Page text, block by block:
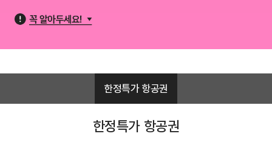
인
"
는
꼭
두
요
한정특가 항공권
한정특가 항공권